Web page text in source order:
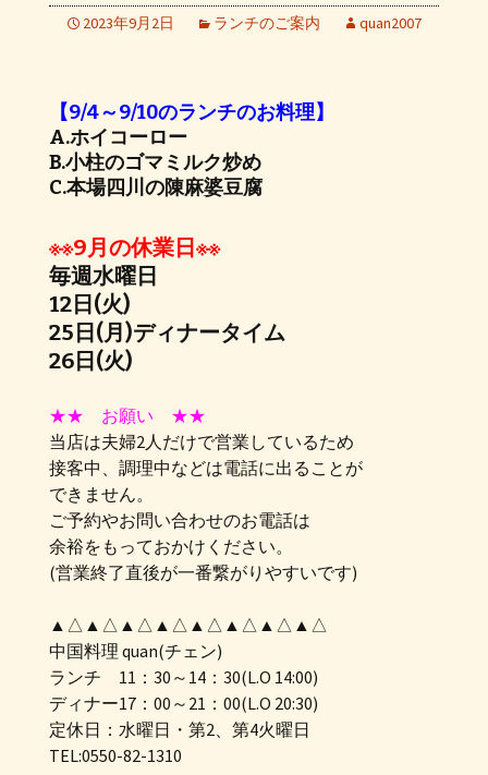
2023年9月2日 ランチのご案内 quan2007
【9/4～9/10のランチのお料理】
A.ホイコーロー
B.小柱のゴマミルク炒め
C.本場四川の陳麻婆豆腐
※※9月の休業日※※
毎週水曜日
12日(火)
25日(月)ディナータイム
26日(火)
★★ お願い ★★
当店は夫婦2人だけで営業しているため
接客中、調理中などは電話に出ることが
できません。
ご予約やお問い合わせのお電話は
余裕をもっておかけください。
(営業終了直後が一番繋がりやすいです)
▲△▲△▲△▲△▲△▲△▲△▲△
中国料理 quan(チェン)
ランチ 11：30～14：30(L.O 14:00)
ディナー17：00～21：00(L.O 20:30)
定休日：水曜日・第2、第4火曜日
TEL:0550-82-1310